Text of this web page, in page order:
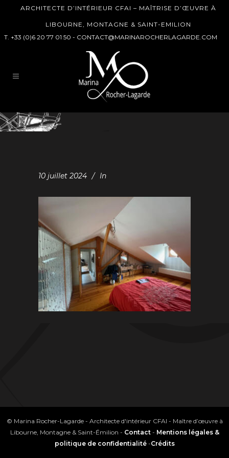
ARCHITECTE D’INTÉRIEUR CFAI – MAÎTRISE D’ŒUVRE À
LIBOURNE, MONTAGNE & SAINT-EMILION
T. +33 (0)6 20 77 01 50 - CONTACT@MARINAROCHERLAGARDE.COM
10 juillet 2024 In
© Marina Rocher-Lagarde - Architecte d'intérieur CFAI - Maître d’œuvre à
Libourne, Montagne & Saint-Émilion - Contact- Mentions légales &
politique de confidentialité-Crédits